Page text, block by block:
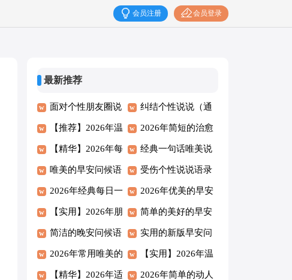
会员登录
会员注册
最新推荐
面对个性朋友圈说
说语录100句
纠结个性说说（通
用100句）
【推荐】2026年温
馨的早安问候语语
录大集合56句
2026年简短的治愈
系早安问候语21句
【精华】2026年每
日一签早安微信问
候语23条
经典一句话唯美说
说句子大全160句
精选
唯美的早安问候语
语录汇总55句
受伤个性说说语录
30句精选
2026年经典每日一
签早安朋友圈问候
语集合33句
2026年优美的早安
问候语55条
【实用】2026年朋
友早安问候语语录
汇编44句
简单的美好的早安
微信问候语39句
简洁的晚安问候语
42条
实用的新版早安问
候语大集合58句
2026年常用唯美的
晚安朋友圈问候语
【实用】2026年温
暖的早安问候语27
【精华】2026年适 2026年简单的动人